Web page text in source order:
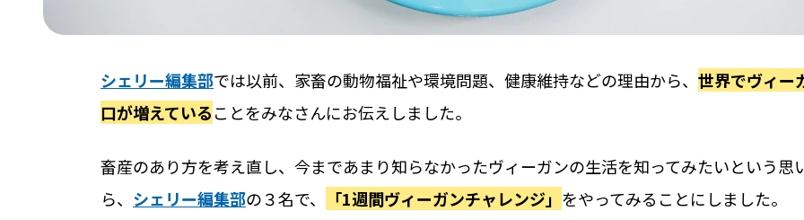
シェリー編集部では以前、家畜の動物福祉や環境問題、健康維持などの理由から、 世界でヴィー
口が増えていることをみなさんにお伝えしました。
畜産のあり方を考え直し、今まであまり知らなかったヴィーガンの生活を知ってみたいという思
ら、 シェリー編集部の３名で、 「1週間ヴィーガンチャレンジ」 をやってみることにしました。